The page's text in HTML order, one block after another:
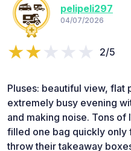
pelipeli297
04/07/2026
2/5
Pluses: beautiful view, flat
extremely busy evening
and making noise. Tons
filled one bag quickly only
throw their takeaway